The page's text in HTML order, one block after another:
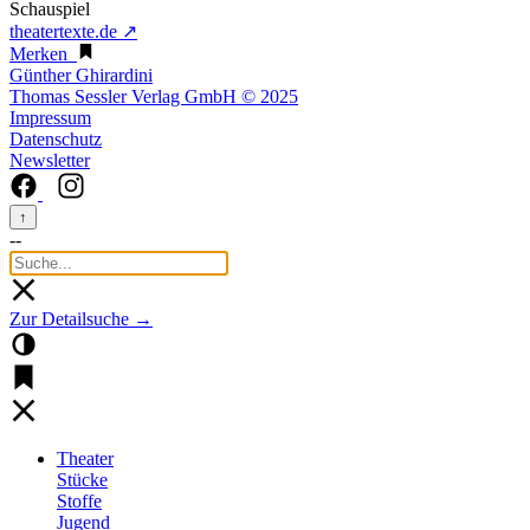
Schauspiel
theatertexte.de ↗
Merken
Günther Ghirardini
Thomas Sessler Verlag GmbH © 2025
Impressum
Datenschutz
Newsletter
↑
--
Zur Detailsuche →
Theater
Stücke
Stoffe
Jugend